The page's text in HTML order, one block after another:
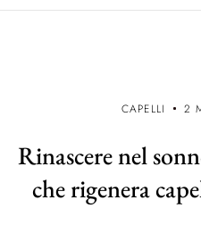
CAPELLI 2
Rinascere nel
che rigenera